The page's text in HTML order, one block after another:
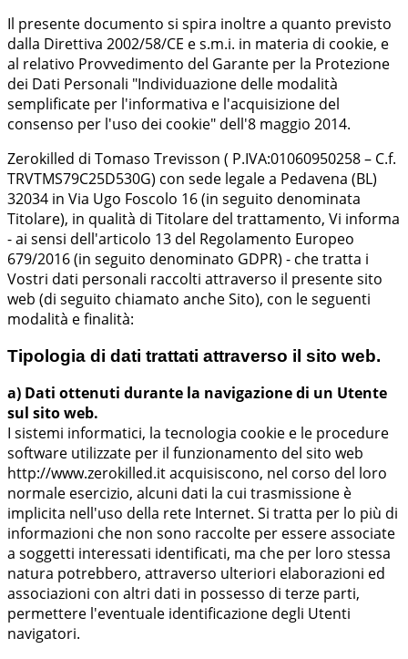
Il presente documento si spira inoltre a quanto previsto
dalla Direttiva 2002/58/CE e s.m.i. in materia di cookie, e
al relativo Provvedimento del Garante per la Protezione
dei Dati Personali "Individuazione delle modalità
semplificate per l'informativa e l'acquisizione del
consenso per l'uso dei cookie" dell'8 maggio 2014.
Zerokilled di Tomaso Trevisson ( P.IVA:01060950258 – C.f.
TRVTMS79C25D530G) con sede legale a Pedavena (BL)
32034 in Via Ugo Foscolo 16 (in seguito denominata
Titolare), in qualità di Titolare del trattamento, Vi informa
- ai sensi dell'articolo 13 del Regolamento Europeo
679/2016 (in seguito denominato GDPR) - che tratta i
Vostri dati personali raccolti attraverso il presente sito
web (di seguito chiamato anche Sito), con le seguenti
modalità e finalità:
Tipologia di dati trattati attraverso il sito web.
a) Dati ottenuti durante la navigazione di un Utente
sul sito web.
I sistemi informatici, la tecnologia cookie e le procedure
software utilizzate per il funzionamento del sito web
http://www.zerokilled.it acquisiscono, nel corso del loro
normale esercizio, alcuni dati la cui trasmissione è
implicita nell'uso della rete Internet. Si tratta per lo più di
informazioni che non sono raccolte per essere associate
a soggetti interessati identificati, ma che per loro stessa
natura potrebbero, attraverso ulteriori elaborazioni ed
associazioni con altri dati in possesso di terze parti,
permettere l'eventuale identificazione degli Utenti
navigatori.